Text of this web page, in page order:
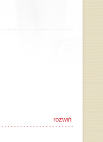
rozwiń